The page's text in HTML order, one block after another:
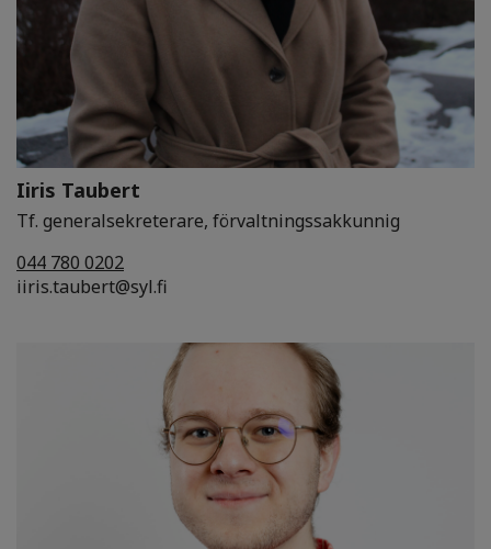
Iiris Taubert
Tf. generalsekreterare, förvaltningssakkunnig
044 780 0202
iiris.taubert@syl.fi